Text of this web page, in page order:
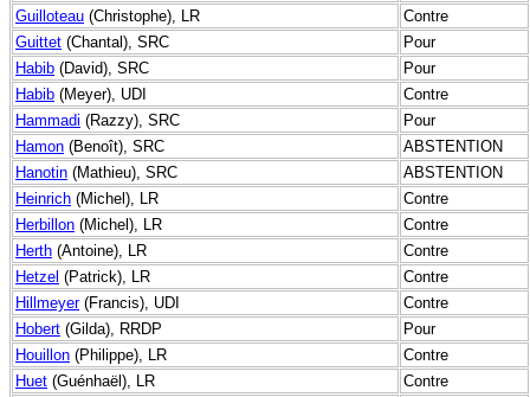
Guilloteau (Christophe), LR
Contre
Guittet (Chantal), SRC
Pour
Habib (David), SRC
Pour
Habib (Meyer), UDI
Contre
Hammadi (Razzy), SRC
Pour
Hamon (Benoît), SRC
ABSTENTION
Hanotin (Mathieu), SRC
ABSTENTION
Heinrich (Michel), LR
Contre
Herbillon (Michel), LR
Contre
Herth (Antoine), LR
Contre
Hetzel (Patrick), LR
Contre
Hillmeyer(Francis), UDI
Contre
Hobert (Gilda), RRDP
Pour
Houillon (Philippe), LR
Contre
Huet (Guénhaël), LR
Contre